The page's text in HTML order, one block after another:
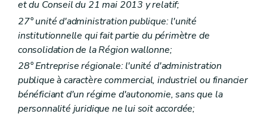
et du Conseil du 21 mai 2013 y relatif;
27° unité d'administration publique: l'unité
institutionnelle qui fait partie du périmètre de
consolidation de la Région wallonne;
28° Entreprise régionale: l'unité d'administration
publique à caractère commercial, industriel ou financier
bénéficiant d'un régime d'autonomie, sans que la
personnalité juridique ne lui soit accordée;